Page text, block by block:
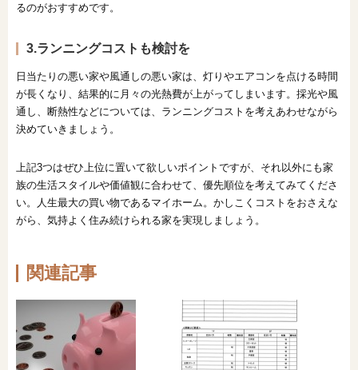
るのがおすすめです。
3.ランニングコストも検討を
日当たりの悪い家や風通しの悪い家は、灯りやエアコンを点ける時間
が長くなり、結果的に月々の光熱費が上がってしまいます。採光や風
通し、断熱性などについては、ランニングコストを考えあわせながら
決めていきましょう。
上記3つはぜひ上位に置いて欲しいポイントですが、それ以外にも家
族の生活スタイルや価値観に合わせて、優先順位を考えてみてくださ
い。人生最大の買い物であるマイホーム。かしこくコストをおさえな
がら、気持よく住み続けられる家を実現しましょう。
関連記事